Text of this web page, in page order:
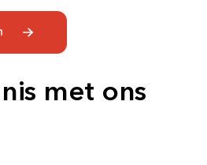
Zoeken
met ons